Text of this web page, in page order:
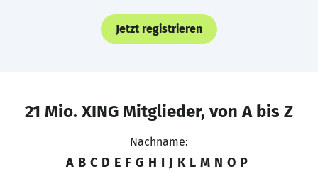
Jetzt registrieren
21 Mio. XING Mitglieder, von A bis Z
Nachname:
A B C D E F G H I J K L M N O P